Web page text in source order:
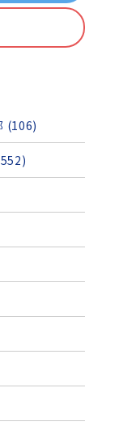
(106)